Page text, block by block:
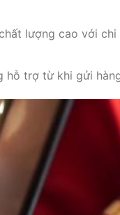
lượng cao với chi
hỗ trợ từ khi gửi